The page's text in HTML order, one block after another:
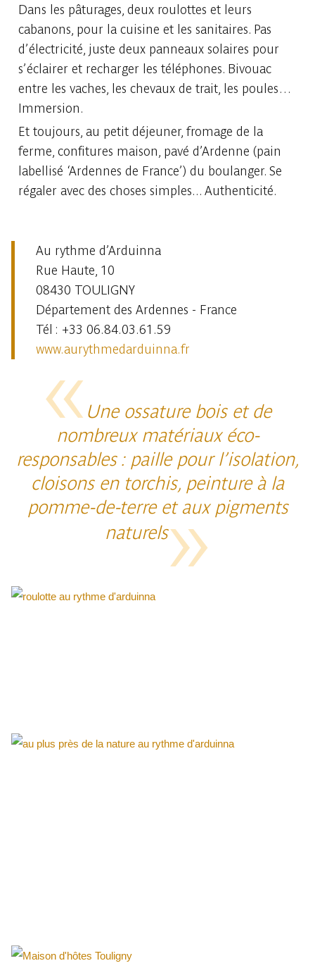
Dans les pâturages, deux roulottes et leurs
cabanons, pour la cuisine et les sanitaires. Pas
d’électricité, juste deux panneaux solaires pour
s’éclairer et recharger les téléphones. Bivouac
entre les vaches, les chevaux de trait, les poules…
Immersion.
Et toujours, au petit déjeuner, fromage de la
ferme, confitures maison, pavé d’Ardenne (pain
labellisé ‘Ardennes de France’) du boulanger. Se
régaler avec des choses simples... Authenticité.
Au rythme d’Arduinna
Rue Haute, 10
08430 TOULIGNY
Département des Ardennes - France
Tél : +33 06.84.03.61.59
www.aurythmedarduinna.fr
Une ossature bois et de
nombreux matériaux éco-
responsables : paille pour l’isolation,
cloisons en torchis, peinture à la
pomme-de-terre et aux pigments
naturels